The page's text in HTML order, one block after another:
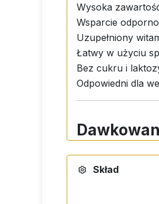
Wysoka
Wsparcie
Uzupełniony
Łatwy w użyciu
Bez cukru i
Odpowiedni dla
Dorośli:3
Dzieci od 3
Skład